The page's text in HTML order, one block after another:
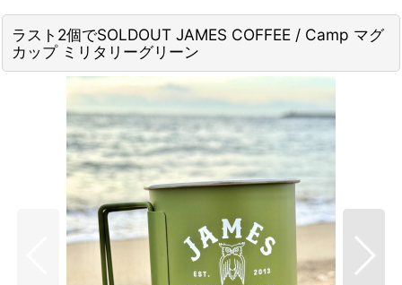
ラスト2個でSOLDOUT JAMES COFFEE / Camp マグ
カップ ミリタリーグリーン